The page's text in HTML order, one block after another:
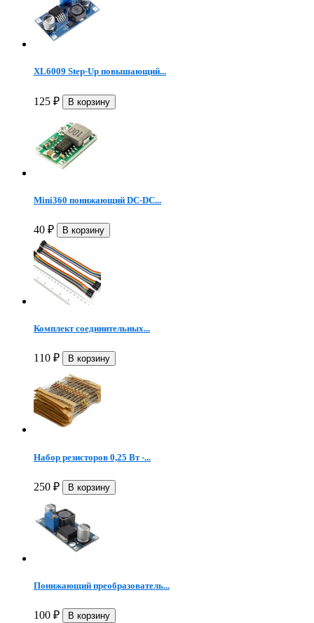
XL6009 Step-Up повышающий...
125 ₽
Mini360 понижающий DC-DC...
40 ₽
Комплект соединительных...
110 ₽
Набор резисторов 0,25 Вт -...
250 ₽
Понижающий преобразователь...
100 ₽